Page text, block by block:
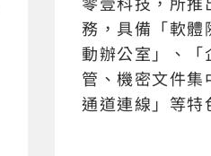
務，具備「軟體
動辦公室」、「
管、機密文件集
通道連線」等特